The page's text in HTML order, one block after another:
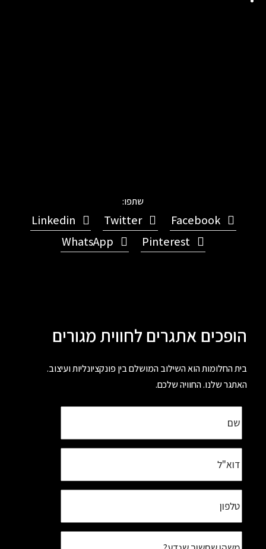
שתפו:
Twitter
הופכים אתגרים לחווית מגורים
בית החלומות הוא השילוב המושלם בין פונקציונליות ועיצוב.
האתגר שלנו. החוויה שלכם.
מלא